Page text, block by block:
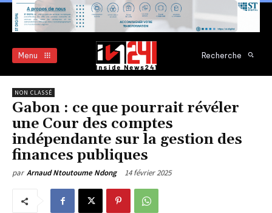
Menu Recherche
NON CLASSÉ
Gabon : ce que pourrait révéler
une Cour des comptes
indépendante sur la gestion des
finances publiques
par Arnaud Ntoutoume Ndong 14 février 2025